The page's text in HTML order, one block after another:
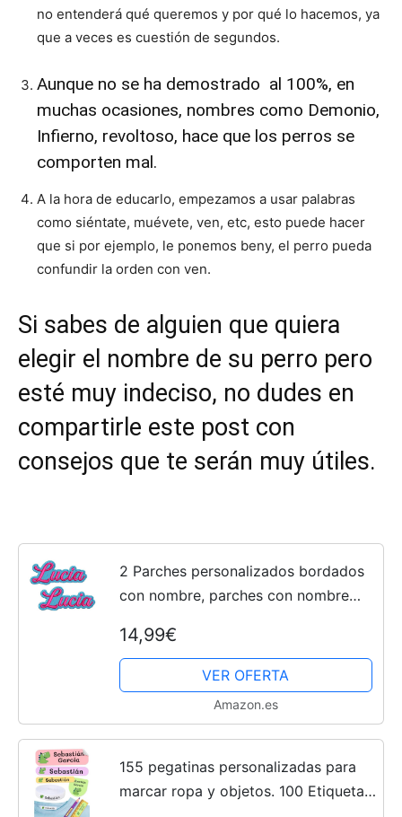
no entenderá qué queremos y por qué lo hacemos, ya
que a veces es cuestión de segundos.
Aunque no se ha demostrado al 100%, en
muchas ocasiones, nombres como Demonio,
Infierno, revoltoso, hace que los perros se
comporten mal.
A la hora de educarlo, empezamos a usar palabras
como siéntate, muévete, ven, etc, esto puede hacer
que si por ejemplo, le ponemos beny, el perro pueda
confundir la orden con ven.
Si sabes de alguien que quiera
elegir el nombre de su perro pero
esté muy indeciso, no dudes en
compartirle este post con
consejos que te serán muy útiles.
2 Parches personalizados bordados
con nombre, parches con nombre
para ropa, pack de 2 parches.
14,99€
VER OFERTA
Amazon.es
155 pegatinas personalizadas para
marcar ropa y objetos. 100 Etiquetas